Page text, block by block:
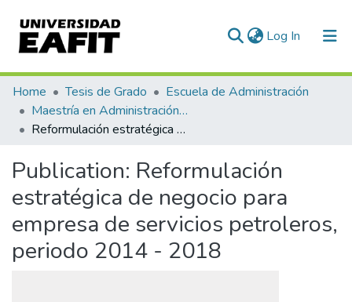
Log In (current)
Communities & Collections
All of DSpace
Home Tesis de Grado
Escuela de Administración
Maestría en Administración - MBA (tesis)
Reformulación estratégica de negocio para empresa de servicios petroleros, periodo 2014 - 2018
Publication: Reformulación
estratégica de negocio para
empresa de servicios petroleros,
periodo 2014 - 2018